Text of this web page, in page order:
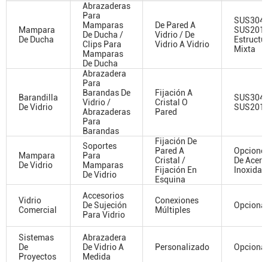
Mampara
De Ducha
Abrazaderas
Para
Mamparas
De Ducha /
Clips Para
Mamparas
De Ducha
De Pared A
Vidrio / De
Vidrio A Vidrio
SUS304
SUS201
Mixta
Barandilla
De Vidrio
Abrazadera
Para
Barandas De
Vidrio /
Abrazaderas
Para
Barandas
Fijación A
Cristal O
Pared
SUS304
SUS201
Mampara
De Vidrio
Soportes
Para
Mamparas
De Vidrio
Fijación De
Pared A
Cristal /
Fijación En
Esquina
De Acero
Vidrio
Comercial
Accesorios
De Sujeción
Para Vidrio
Conexiones
Múltiples
Opcional
Sistemas
De
Proyectos
Abrazadera
De Vidrio A
Medida
Personalizado Opcional